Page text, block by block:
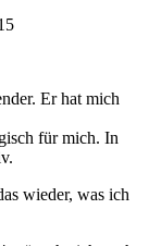
Er hat mich
für mich. In
wieder, was ich